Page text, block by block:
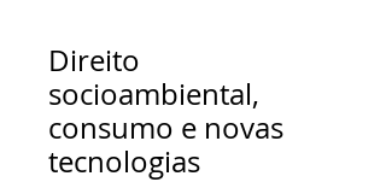
Direito
socioambiental,
consumo e novas
tecnologias